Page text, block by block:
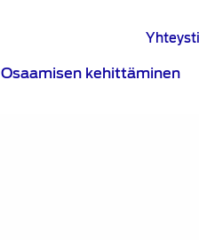
Osaamisen kehittäminen